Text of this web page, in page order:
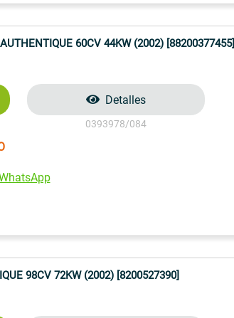
60CV 44KW (2002) [88200377455]
Detalles
0393978/084
98CV 72KW (2002) [8200527390]